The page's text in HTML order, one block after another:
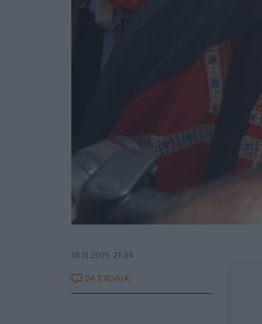
18.11.2019, 21:34
24 ΣΧΟΛΙΑ